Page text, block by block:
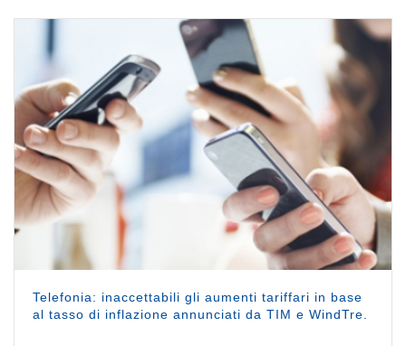
Telefonia: inaccettabili gli aumenti tariffari in base
al tasso di inflazione annunciati da TIM e WindTre.